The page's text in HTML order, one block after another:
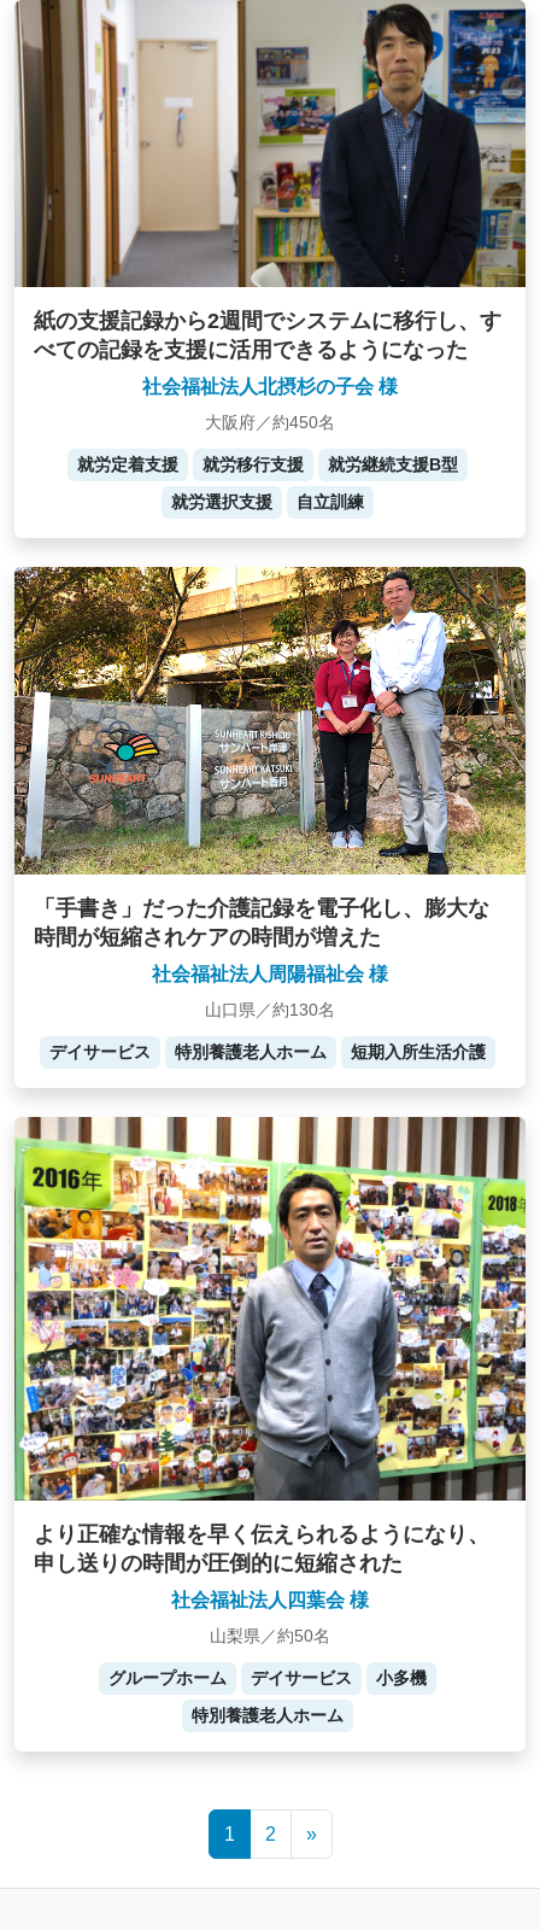
紙の支援記録から2週間でシステムに移行し、す
べての記録を支援に活用できるようになった
社会福祉法人北摂杉の子会 様
大阪府／約450名
就労定着支援 就労移行支援
就労継続支援B型
就労選択支援
自立訓練
「手書き」だった介護記録を電子化し、膨大な
時間が短縮されケアの時間が増えた
社会福祉法人周陽福祉会 様
山口県／約130名
デイサービス 特別養護老人ホーム 短期入所生活介護
より正確な情報を早く伝えられるようになり、
申し送りの時間が圧倒的に短縮された
社会福祉法人四葉会 様
山梨県／約50名
グループホーム デイサービス
小多機
特別養護老人ホーム
1 2 »